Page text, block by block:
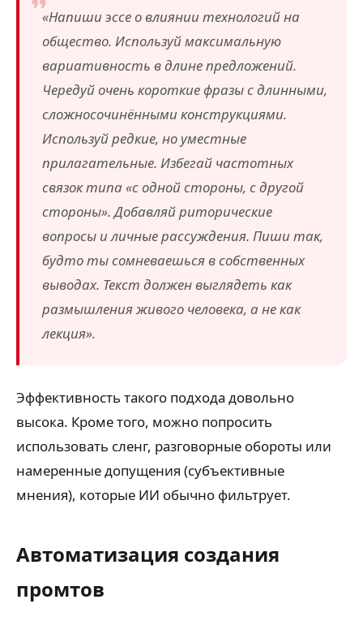
«Напиши эссе о влиянии технологий на
общество. Используй максимальную
вариативность в длине предложений.
Чередуй очень короткие фразы с длинными,
сложносочинёнными конструкциями.
Используй редкие, но уместные
прилагательные. Избегай частотных
связок типа «с одной стороны, с другой
стороны». Добавляй риторические
вопросы и личные рассуждения. Пиши так,
будто ты сомневаешься в собственных
выводах. Текст должен выглядеть как
размышления живого человека, а не как
лекция».
Эффективность такого подхода довольно
высока. Кроме того, можно попросить
использовать сленг, разговорные обороты или
намеренные допущения (субъективные
мнения), которые ИИ обычно фильтрует.
Автоматизация создания
промтов